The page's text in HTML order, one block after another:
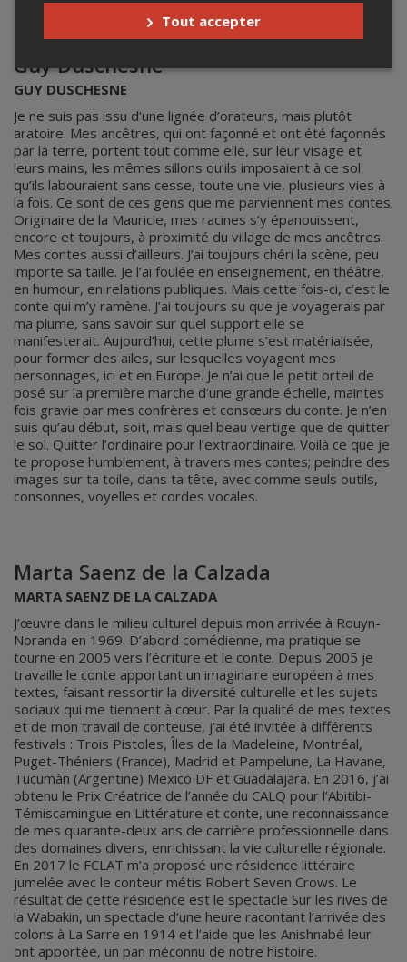
Guy Duschesne
GUY DUSCHESNE
Je ne suis pas issu d’une lignée d’orateurs, mais plutôt
aratoire. Mes ancêtres, qui ont façonné et ont été façonnés
par la terre, portent tout comme elle, sur leur visage et
leurs mains, les mêmes sillons qu’ils imposaient à ce sol
qu’ils labouraient sans cesse, toute une vie, plusieurs vies à
la fois. Ce sont de ces gens que me parviennent mes contes.
Originaire de la Mauricie, mes racines s’y épanouissent,
encore et toujours, à proximité du village de mes ancêtres.
Mes contes aussi d’ailleurs. J’ai toujours chéri la scène, peu
importe sa taille. Je l’ai foulée en enseignement, en théâtre,
en humour, en relations publiques. Mais cette fois-ci, c’est le
conte qui m’y ramène. J’ai toujours su que je voyagerais par
ma plume, sans savoir sur quel support elle se
manifesterait. Aujourd’hui, cette plume s’est matérialisée,
pour former des ailes, sur lesquelles voyagent mes
personnages, ici et en Europe. Je n’ai que le petit orteil de
posé sur la première marche d’une grande échelle, maintes
fois gravie par mes confrères et consœurs du conte. Je n’en
suis qu’au début, soit, mais quel beau vertige que de quitter
le sol. Quitter l’ordinaire pour l’extraordinaire. Voilà ce que je
te propose humblement, à travers mes contes; peindre des
images sur ta toile, dans ta tête, avec comme seuls outils,
consonnes, voyelles et cordes vocales.
Marta Saenz de la Calzada
MARTA SAENZ DE LA CALZADA
J’œuvre dans le milieu culturel depuis mon arrivée à Rouyn-
Noranda en 1969. D’abord comédienne, ma pratique se
tourne en 2005 vers l’écriture et le conte. Depuis 2005 je
travaille le conte apportant un imaginaire européen à mes
textes, faisant ressortir la diversité culturelle et les sujets
sociaux qui me tiennent à cœur. Par la qualité de mes textes
et de mon travail de conteuse, j’ai été invitée à différents
festivals : Trois Pistoles, Îles de la Madeleine, Montréal,
Puget-Théniers (France), Madrid et Pampelune, La Havane,
Tucumàn (Argentine) Mexico DF et Guadalajara. En 2016, j’ai
obtenu le Prix Créatrice de l’année du CALQ pour l’Abitibi-
Témiscamingue en Littérature et conte, une reconnaissance
de mes quarante-deux ans de carrière professionnelle dans
des domaines divers, enrichissant la vie culturelle régionale.
En 2017 le FCLAT m’a proposé une résidence littéraire
jumelée avec le conteur métis Robert Seven Crows. Le
résultat de cette résidence est le spectacle Sur les rives de
la Wabakin, un spectacle d’une heure racontant l’arrivée des
colons à La Sarre en 1914 et l’aide que les Anishnabé leur
ont apportée, un pan méconnu de notre histoire.
Tout accepter